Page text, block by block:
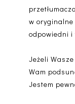
w oryginalne
odpowiedni i
Jeżeli
Wam
Jestem